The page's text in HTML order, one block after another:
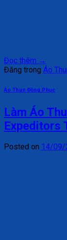
Đọc thêm →
Đăng trong Áo
Áo Thun Đồng Phục
Làm Áo
Expeditors
Posted on 14/09/